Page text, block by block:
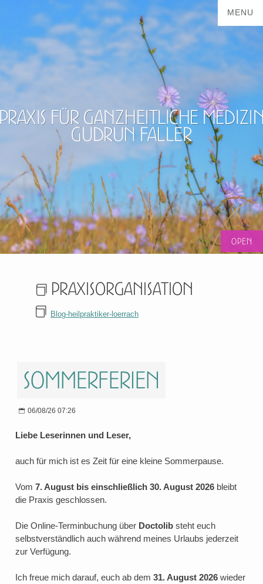
für ganzheitliche
Gudrun Faller
Praxisorganisation
Blog-heilpraktiker-loerrach
Sommerferien
06/08/26 07:26
Liebe Leserinnen und Leser,
auch für mich ist es Zeit für eine kleine Sommerpause.
Vom 7. August bis einschließlich 30. August 2026 bleibt
die Praxis geschlossen.
Die Online-Terminbuchung über Doctolib steht euch
selbstverständlich auch während meines Urlaubs jederzeit
zur Verfügung.
Ich freue mich darauf, euch ab dem 31. August 2026 wieder